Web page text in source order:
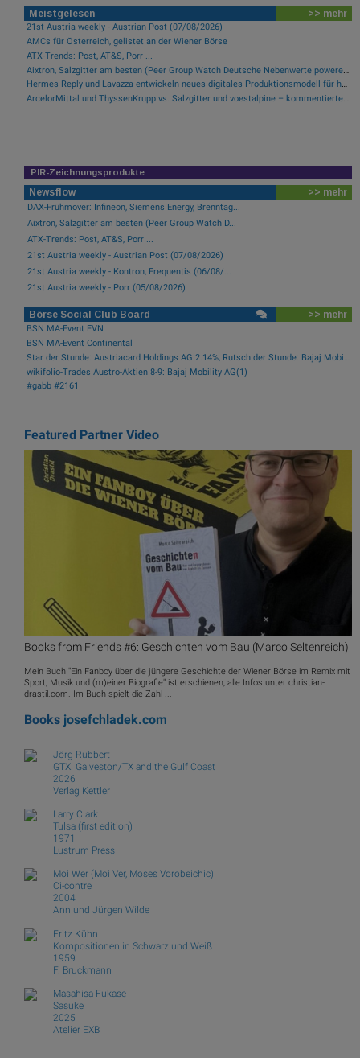
Meistgelesen >> mehr
21st Austria weekly - Austrian Post (07/08/2026)
AMCs für Österreich, gelistet an der Wiener Börse
ATX-Trends: Post, AT&S, Porr ...
Aixtron, Salzgitter am besten (Peer Group Watch Deutsche Nebenwerte powered by Erste Group)
Hermes Reply und Lavazza entwickeln neues digitales Produktionsmodell für hocheffiziente Fertigung
ArcelorMittal und ThyssenKrupp vs. Salzgitter und voestalpine – kommentierter KW 32 Peer Group Watch Stahl
PIR-Zeichnungsprodukte
Newsflow >> mehr
DAX-Frühmover: Infineon, Siemens Energy, Brenntag...
Aixtron, Salzgitter am besten (Peer Group Watch D...
ATX-Trends: Post, AT&S, Porr ...
21st Austria weekly - Austrian Post (07/08/2026)
21st Austria weekly - Kontron, Frequentis (06/08/...
21st Austria weekly - Porr (05/08/2026)
Börse Social Club Board >> mehr
BSN MA-Event EVN
BSN MA-Event Continental
Star der Stunde: Austriacard Holdings AG 2.14%, Rutsch der Stunde: Bajaj Mobility AG -1.3%
wikifolio-Trades Austro-Aktien 8-9: Bajaj Mobility AG(1)
#gabb #2161
Featured Partner Video
Books from Friends #6: Geschichten vom Bau (Marco Seltenreich)
Mein Buch "Ein Fanboy über die jüngere Geschichte der Wiener Börse im Remix mit
Sport, Musik und (m)einer Biografie" ist erschienen, alle Infos unter christian-
drastil.com. Im Buch spielt die Zahl ...
Books josefchladek.com
Jörg Rubbert
GTX. Galveston/TX and the Gulf Coast
2026
Verlag Kettler
Larry Clark
Tulsa (first edition)
1971
Lustrum Press
Moi Wer (Moi Ver, Moses Vorobeichic)
Ci-contre
2004
Ann und Jürgen Wilde
Fritz Kühn
Kompositionen in Schwarz und Weiß
1959
F. Bruckmann
Masahisa Fukase
Sasuke
2025
Atelier EXB